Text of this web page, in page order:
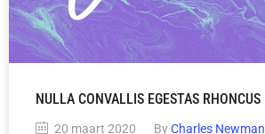
NULLA CONVALLIS EGESTAS RHONCUS
20 maart 2020 ByCharles Newman